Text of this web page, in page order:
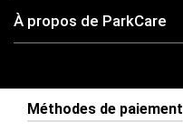
À propos de ParkCare
Méthodes de paiement